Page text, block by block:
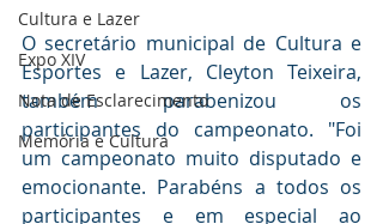
Cultura e Lazer
Expo XIV
Nota de Esclarecimento
Memória e Cultura
O secretário municipal de Cultura e
Esportes e Lazer, Cleyton Teixeira,
também parabenizou os
participantes do campeonato. "Foi
um campeonato muito disputado e
emocionante. Parabéns a todos os
participantes e em especial ao